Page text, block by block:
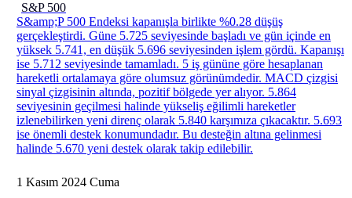
S&P 500
S&amp;P 500 Endeksi kapanışla birlikte %0.28 düşüş
gerçekleştirdi. Güne 5.725 seviyesinde başladı ve gün içinde en
yüksek 5.741, en düşük 5.696 seviyesinden işlem gördü. Kapanışı
ise 5.712 seviyesinde tamamladı. 5 iş gününe göre hesaplanan
hareketli ortalamaya göre olumsuz görünümdedir. MACD çizgisi
sinyal çizgisinin altında, pozitif bölgede yer alıyor. 5.864
seviyesinin geçilmesi halinde yükseliş eğilimli hareketler
izlenebilirken yeni direnç olarak 5.840 karşımıza çıkacaktır. 5.693
ise önemli destek konumundadır. Bu desteğin altına gelinmesi
halinde 5.670 yeni destek olarak takip edilebilir.
1 Kasım 2024 Cuma